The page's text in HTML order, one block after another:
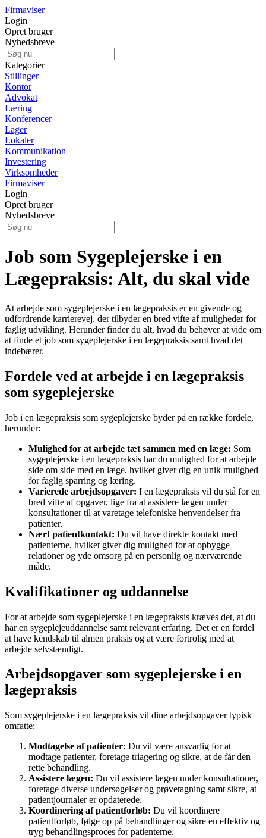
Firmaviser
Login
Opret bruger
Nyhedsbreve
Kategorier
Stillinger
Kontor
Advokat
Læring
Konferencer
Lager
Lokaler
Kommunikation
Investering
Virksomheder
Firmaviser
Login
Opret bruger
Nyhedsbreve
Job som Sygeplejerske i en
Lægepraksis: Alt, du skal vide
At arbejde som sygeplejerske i en lægepraksis er en givende og
udfordrende karrierevej, der tilbyder en bred vifte af muligheder for
faglig udvikling. Herunder finder du alt, hvad du behøver at vide om
at finde et job som sygeplejerske i en lægepraksis samt hvad det
indebærer.
Fordele ved at arbejde i en lægepraksis
som sygeplejerske
Job i en lægepraksis som sygeplejerske byder på en række fordele,
herunder:
Mulighed for at arbejde tæt sammen med en læge: Som
sygeplejerske i en lægepraksis har du mulighed for at arbejde
side om side med en læge, hvilket giver dig en unik mulighed
for faglig sparring og læring.
Varierede arbejdsopgaver: I en lægepraksis vil du stå for en
bred vifte af opgaver, lige fra at assistere lægen under
konsultationer til at varetage telefoniske henvendelser fra
patienter.
Nært patientkontakt: Du vil have direkte kontakt med
patienterne, hvilket giver dig mulighed for at opbygge
relationer og yde omsorg på en personlig og nærværende
måde.
Kvalifikationer og uddannelse
For at arbejde som sygeplejerske i en lægepraksis kræves det, at du
har en sygeplejeuddannelse samt relevant erfaring. Det er en fordel
at have kendskab til almen praksis og at være fortrolig med at
arbejde selvstændigt.
Arbejdsopgaver som sygeplejerske i en
lægepraksis
Som sygeplejerske i en lægepraksis vil dine arbejdsopgaver typisk
omfatte:
Modtagelse af patienter: Du vil være ansvarlig for at
modtage patienter, foretage triagering og sikre, at de får den
rette behandling.
Assistere lægen: Du vil assistere lægen under konsultationer,
foretage diverse undersøgelser og prøvetagning samt sikre, at
patientjournaler er opdaterede.
Koordinering af patientforløb: Du vil koordinere
patientforløb, følge op på behandlinger og sikre en effektiv og
tryg behandlingsproces for patienterne.